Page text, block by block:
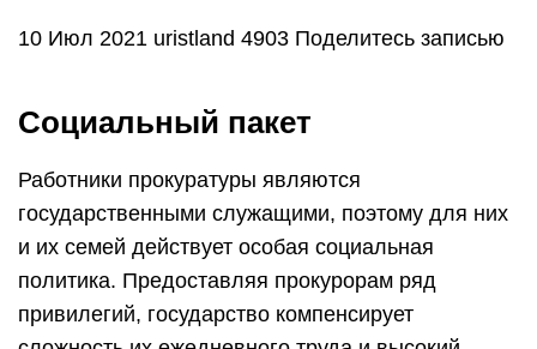
10 Июл 2021 uristland 4903 Поделитесь записью
Социальный пакет
Работники прокуратуры являются
государственными служащими, поэтому для них
и их семей действует особая социальная
политика. Предоставляя прокурорам ряд
привилегий, государство компенсирует